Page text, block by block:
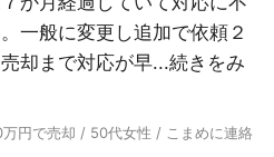
一般に変更し追加で依頼２
却まで対応が早...続きをみ
円で売却 / 50代女性 / こまめに連絡